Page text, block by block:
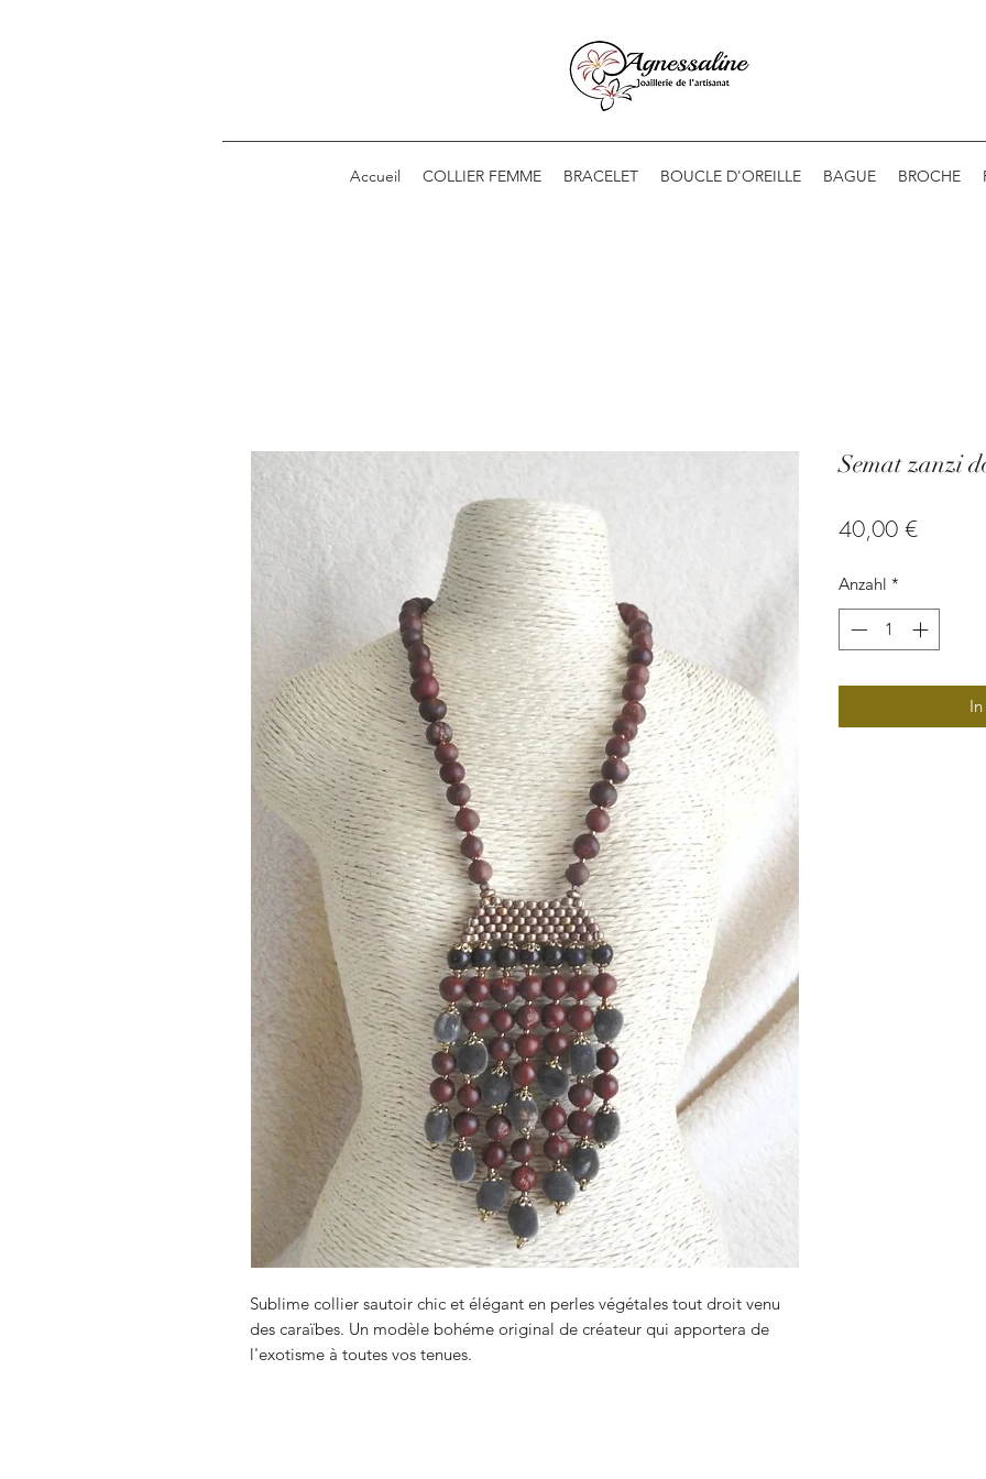
Accueil COLLIER FEMME BRACELET BOUCLE D'OREILLE BAGUE BROCHE
Sublime collier sautoir chic et élégant en perles végétales tout droit venu
des caraïbes. Un modèle bohéme original de créateur qui apportera de
l'exotisme à toutes vos tenues.
Semat zanzi
40,00 €Preis
Anzahl *